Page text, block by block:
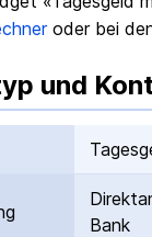
oder bei
und
Bank